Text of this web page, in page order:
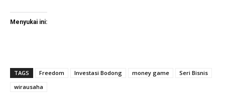
Menyukai ini:
TAGS Freedom Investasi Bodong money game
Seri Bisnis
wirausaha